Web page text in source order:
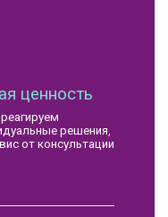
ценность
решения,
от консультации